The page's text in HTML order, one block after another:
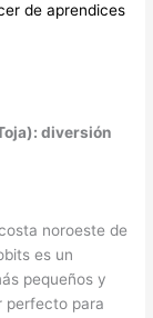
de aprendices
diversión
noroeste de
es un
pequeños y
perfecto para